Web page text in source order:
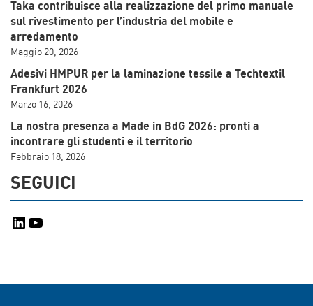
Taka contribuisce alla realizzazione del primo manuale
sul rivestimento per l’industria del mobile e
arredamento
Maggio 20, 2026
Adesivi HMPUR per la laminazione tessile a Techtextil
Frankfurt 2026
Marzo 16, 2026
La nostra presenza a Made in BdG 2026: pronti a
incontrare gli studenti e il territorio
Febbraio 18, 2026
SEGUICI
LinkedIn
YouTube